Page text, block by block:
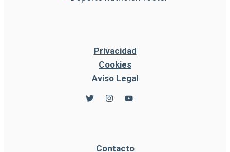
Privacidad
Cookies
Aviso Legal
Contacto